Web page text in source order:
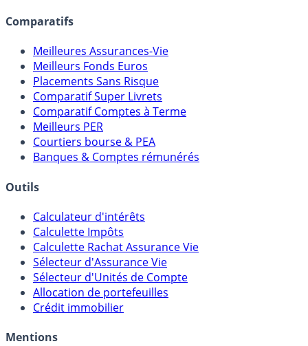
Comparatifs
Meilleures Assurances-Vie
Meilleurs Fonds Euros
Placements Sans Risque
Comparatif Super Livrets
Comparatif Comptes à Terme
Meilleurs PER
Courtiers bourse & PEA
Banques & Comptes rémunérés
Outils
Calculateur d'intérêts
Calculette Impôts
Calculette Rachat Assurance Vie
Sélecteur d'Assurance Vie
Sélecteur d'Unités de Compte
Allocation de portefeuilles
Crédit immobilier
Mentions